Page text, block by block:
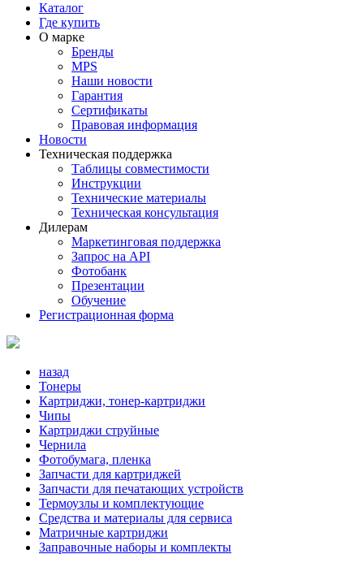
Каталог
Где купить
О марке
Бренды
MPS
Наши новости
Гарантия
Сертификаты
Правовая информация
Новости
Техническая поддержка
Таблицы совместимости
Инструкции
Технические материалы
Техническая консультация
Дилерам
Маркетинговая поддержка
Запрос на API
Фотобанк
Презентации
Обучение
Регистрационная форма
назад
Тонеры
Картриджи, тонер-картриджи
Чипы
Картриджи струйные
Чернила
Фотобумага, пленка
Запчасти для картриджей
Запчасти для печатающих устройств
Термоузлы и комплектующие
Средства и материалы для сервиса
Матричные картриджи
Заправочные наборы и комплекты